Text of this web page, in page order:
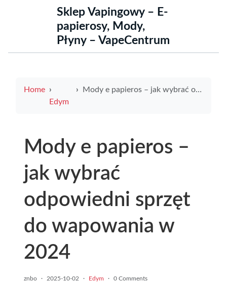
Sklep Vapingowy – E-
papierosy, Mody,
Płyny – VapeCentrum
Home
Edym
Mody e papieros – jak wybrać odpowiedni sprzęt do wapowania w 2024
Mody e papieros –
jak wybrać
odpowiedni sprzęt
do wapowania w
2024
znbo · 2025-10-02 · Edym · 0 Comments